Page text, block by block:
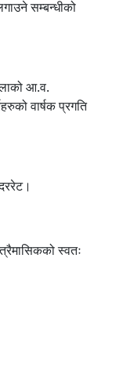
सम्बन्धीको
आ.व.
वार्षक प्रगति
स्वतः